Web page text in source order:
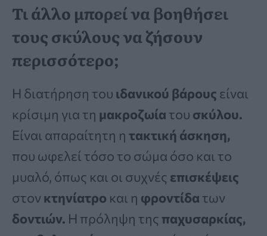
Τι άλλο μπορεί να βοηθήσει
τους σκύλους να ζήσουν
περισσότερο;
Η διατήρηση του ιδανικού βάρους είναι
κρίσιμη για τη μακροζωία του σκύλου.
Είναι απαραίτητη η τακτική άσκηση,
που ωφελεί τόσο το σώμα όσο και το
μυαλό, όπως και οι συχνές επισκέψεις
στον κτηνίατρο και η φροντίδα των
δοντιών. Η πρόληψη της παχυσαρκίας,